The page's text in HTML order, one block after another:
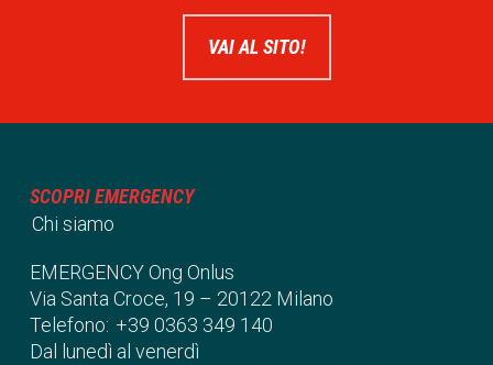
VAI AL SITO!
SCOPRI EMERGENCY
Chi siamo
EMERGENCY Ong Onlus
Via Santa Croce, 19 – 20122 Milano
Telefono: +39 0363 349 140
Dal lunedì al venerdì